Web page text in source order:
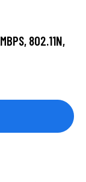
802.11N,